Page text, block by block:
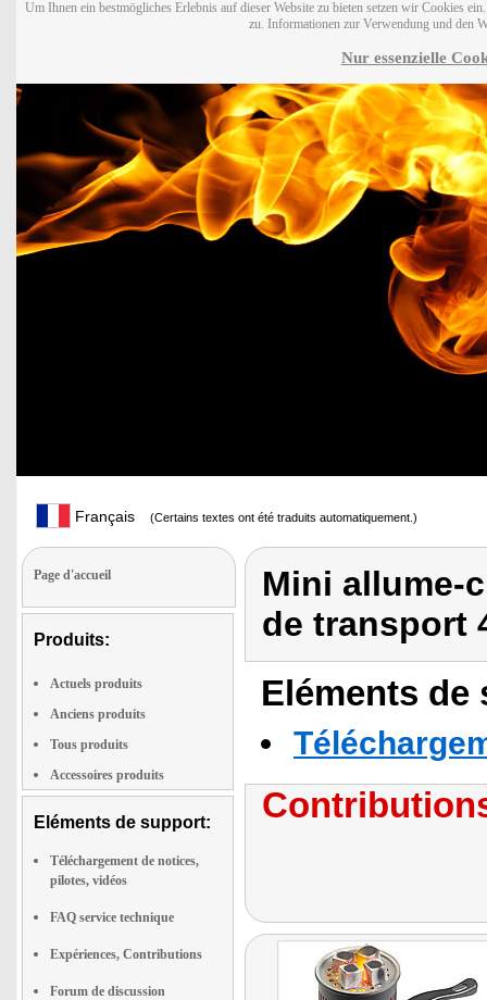
Um Ihnen ein bestmögliches Erlebnis auf dieser Website zu bieten setzen wir Cookies
zu. Informationen zur Verwendung und den
Nur essenzielle
Français (Certains textes ont été traduits automatiquement.)
Page d'accueil
Produits:
Actuels produits
Anciens produits
Tous produits
Accessoires produits
Eléments de support:
Téléchargement de notices,
pilotes, vidéos
FAQ service technique
Expériences, Contributions
Forum de discussion
Mini allume-
de transport
Eléments